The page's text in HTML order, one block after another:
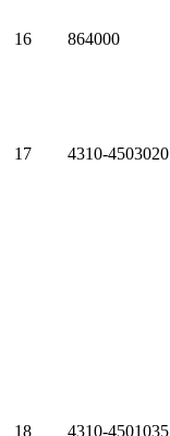
16 864000
17 4310-4503020
18 4310-4501035